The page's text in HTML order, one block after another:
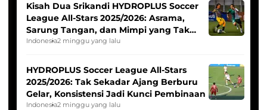
Kisah Dua Srikandi HYDROPLUS Soccer
League All-Stars 2025/2026: Asrama,
Sarung Tangan, dan Mimpi yang Tak
Pernah Padam
Indonesia2 minggu yang lalu
HYDROPLUS Soccer League All-Stars
2025/2026: Tak Sekadar Ajang Berburu
Gelar, Konsistensi Jadi Kunci Pembinaan
Indonesia2 minggu yang lalu